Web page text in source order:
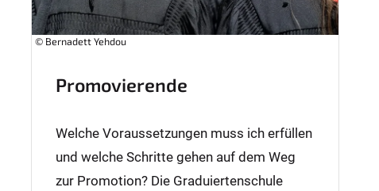
© Bernadett Yehdou
Promovierende
Welche Voraussetzungen muss ich erfüllen
und welche Schritte gehen auf dem Weg
zur Promotion? Die Graduiertenschule